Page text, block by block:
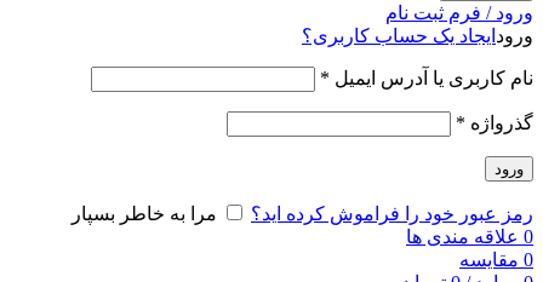
ورود / فرم ثبت نام
ورود ایجاد یک حساب کاربری؟
نام کاربری یا آدرس ایمیل *
گذرواژه *
ورود
رمز عبور خود را فراموش کرده اید؟
مرا به خاطر بسپار
0 علاقه مندی ها
0 مقایسه